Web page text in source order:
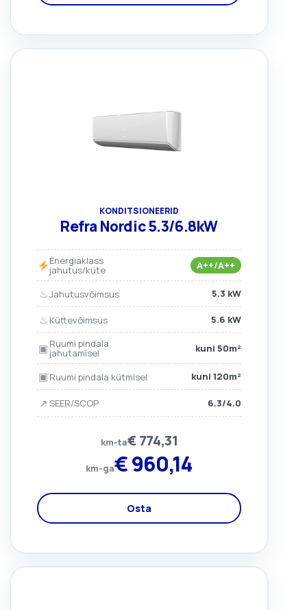
KONDITSIONEERID
Refra Nordic 5.3/6.8kW
Energiaklass
jahutus/küte A++/A++
♨Jahutusvõimsus 5.3 kW
♨ Küttevõimsus 5.6 kW
▣ Ruumi pindala
jahutamisel kuni 50m²
▣ Ruumi pindala kütmisel kuni 120m²
↗ SEER/SCOP 6.3/4.0
km-ta€774,31
km-ga€960,14
Osta